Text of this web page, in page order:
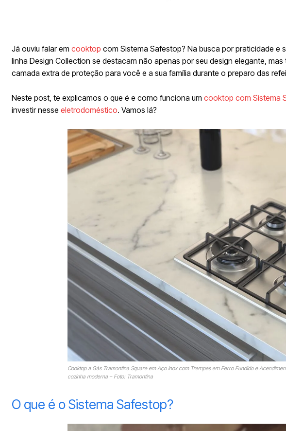
Já ouviu falar em cooktop com Sistema Safestop? Na busca por praticidade
linha Design Collection se destacam não apenas por seu design elegante,
camada extra de proteção para você e a sua família durante o preparo das
Neste post, te explicamos o que é e como funciona um cooktop com Sistema
investir nesse eletrodoméstico. Vamos lá?
Cooktop a Gás Tramontina Square em Aço Inox com Trempes em Ferro Fundido e
cozinha moderna – Foto: Tramontina
O que é o Sistema Safestop?